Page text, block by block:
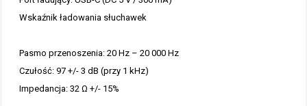
Wskaźnik ładowania słuchawek
Pasmo przenoszenia: 20 Hz – 20 000 Hz
Czułość: 97 +/- 3 dB (przy 1 kHz)
Impedancja: 32 Ω +/- 15%